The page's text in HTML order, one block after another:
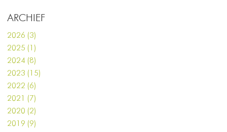
ARCHIEF
2026 (3)
2025 (1)
2024 (8)
2023 (15)
2022 (6)
2021 (7)
2020 (2)
2019 (9)